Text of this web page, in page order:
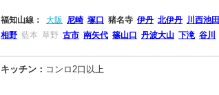
福知山線： 大阪 尼崎 塚口 猪名寺 伊丹 北伊丹 川西池田
相野 藍本 草野 古市 南矢代 篠山口 丹波大山 下滝 谷川
キッチン： コンロ2口以上